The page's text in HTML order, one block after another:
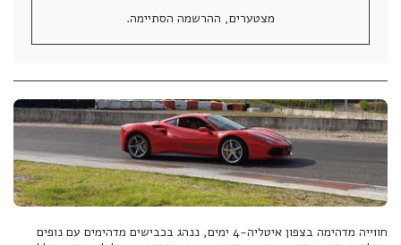
מצטערים, ההרשמה הסתיימה.
חווייה מדהימה בצפון איטליה-4 ימים, ננהג בכבישים מדהימים עם נופים